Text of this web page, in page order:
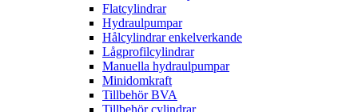
Flatcylindrar
Hydraulpumpar
Hålcylindrar enkelverkande
Lågprofilcylindrar
Manuella hydraulpumpar
Minidomkraft
Tillbehör BVA
Tillbehör cylindrar